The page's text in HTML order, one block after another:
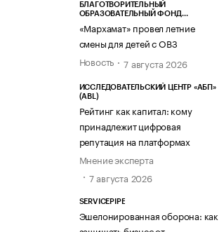
БЛАГОТВОРИТЕЛЬНЫЙ
ОБРАЗОВАТЕЛЬНЫЙ ФОНД
«Мархамат» провел летние
смены для детей с ОВЗ
Новость
7 августа 2026
ИССЛЕДОВАТЕЛЬСКИЙ ЦЕНТР «АБП»
(ABL)
Рейтинг как капитал: кому
принадлежит цифровая
репутация на платформах
Мнение эксперта
7 августа 2026
SERVICEPIPE
Эшелонированная оборона: как